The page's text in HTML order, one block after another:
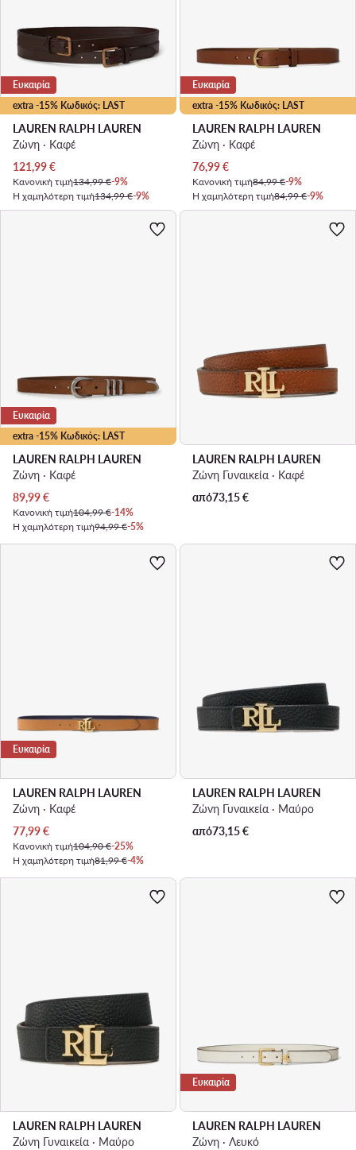
extra -15% Κωδικός: LAST
Ευκαιρία
LAUREN RALPH LAUREN
Ζώνη · Καφέ
Τρέχουσα τιμή
121,99€
Κανονική τιμή134,99 €-9%
Η χαμηλότερη τιμή134,99 €-9%
extra -15% Κωδικός: LAST
Ευκαιρία
LAUREN RALPH LAUREN
Ζώνη · Καφέ
Τρέχουσα τιμή
76,99€
Κανονική τιμή84,99 €-9%
Η χαμηλότερη τιμή84,99 €-9%
extra -15% Κωδικός: LAST
Ευκαιρία
LAUREN RALPH LAUREN
Ζώνη · Καφέ
Τρέχουσα τιμή
89,99€
Κανονική τιμή104,99 €-14%
Η χαμηλότερη τιμή94,99 €-5%
LAUREN RALPH LAUREN
Ζώνη Γυναικεία · Καφέ
από73,15€
Ευκαιρία
LAUREN RALPH LAUREN
Ζώνη · Καφέ
Τρέχουσα τιμή
77,99€
Κανονική τιμή104,90 €-25%
Η χαμηλότερη τιμή81,99 €-4%
LAUREN RALPH LAUREN
Ζώνη Γυναικεία · Μαύρο
από73,15€
LAUREN RALPH LAUREN
Ζώνη Γυναικεία · Μαύρο
Ευκαιρία
LAUREN RALPH LAUREN
Ζώνη · Λευκό